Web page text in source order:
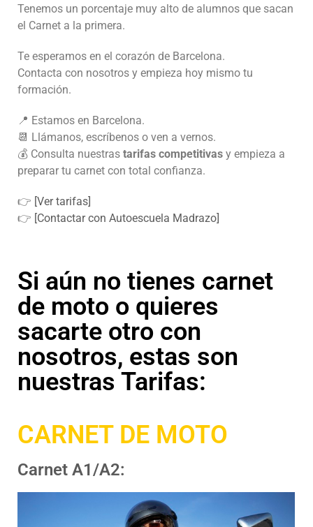
Tenemos un porcentaje muy alto de alumnos que sacan
el Carnet a la primera.
Te esperamos en el corazón de Barcelona.
Contacta con nosotros y empieza hoy mismo tu
formación.
📍 Estamos en Barcelona.
📆 Llámanos, escríbenos o ven a vernos.
💰 Consulta nuestras tarifas competitivas y empieza a
preparar tu carnet con total confianza.
👉 [Ver tarifas]
👉 [Contactar con Autoescuela Madrazo]
Si aún no tienes carnet
de moto o quieres
sacarte otro con
nosotros, estas son
nuestras Tarifas:
CARNET DE MOTO
Carnet A1/A2: